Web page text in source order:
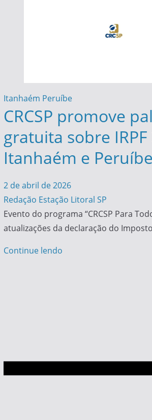
Itanhaém Peruíbe
CRCSP promove
gratuita sobre
Itanhaém e Peruíbe
2 de abril de 2026
Redação Estação Litoral SP
Evento do programa “CRCSP Para
atualizações da declaração do
Continue lendo